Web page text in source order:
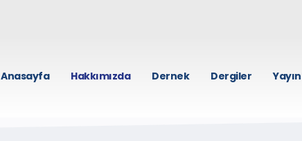
Anasayfa Hakkımızda Dernek Dergiler